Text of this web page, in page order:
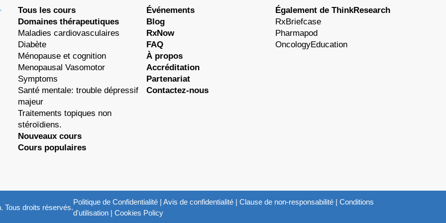
Tous les cours
Domaines thérapeutiques
Maladies cardiovasculaires
Diabète
Ménopause et cognition
Menopausal Vasomotor
Symptoms
Santé mentale: trouble dépressif
majeur
Traitements topiques non
stéroïdiens.
Nouveaux cours
Cours populaires
Événements
Blog
RxNow
FAQ
À propos
Accréditation
Partenariat
Contactez-nous
Également de ThinkResearch
RxBriefcase
Pharmapod
OncologyEducation
Tous droits réservés.
Politique de Confidentialité | Avis de confidentialité | Clause de non-responsabilité | Conditions
d'utilisation | Cookies Policy